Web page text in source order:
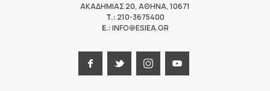
ΑΚΑΔΗΜΙΑΣ 20, ΑΘΗΝΑ, 10671
T.: 210-3675400
E.:INFO@ESIEA.GR